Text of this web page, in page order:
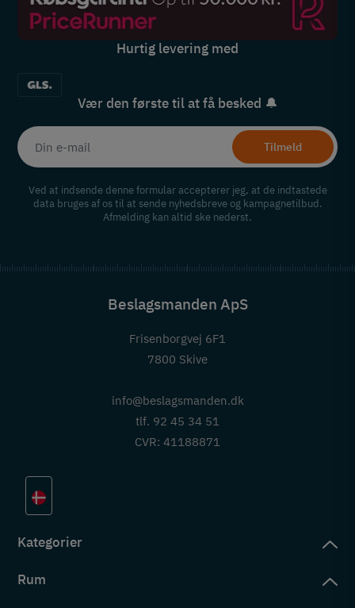
Hurtig levering med
Vær den første til at få besked 🔔
Tilmeld
Ved at indsende denne formular accepterer jeg, at de indtastede
data bruges af os til at sende nyhedsbreve og kampagnetilbud.
Afmelding kan altid ske nederst.
Beslagsmanden ApS
Frisenborgvej 6F1
7800 Skive
info@beslagsmanden.dk
tlf. 92 45 34 51
CVR: 41188871
Kategorier
Rum